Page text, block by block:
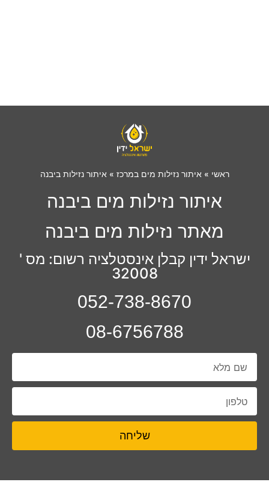
ראשי »איתור נזילות מים במרכז »איתור נזילות ביבנה
איתור נזילות מים ביבנה
מאתר נזילות מים ביבנה
ישראל ידין קבלן אינסטלציה רשום: מס '
32008
052-738-8670
08-6756788
שליחה